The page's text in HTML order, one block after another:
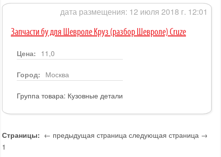
дата размещения: 12 июля 2018 г. 12:01
Запчасти бу для Шевроле Круз (разбор Шевроле) Cruze
Цена: 11,0
Город: Москва
Группа товара: Кузовные детали
Страницы: ← предыдущая страница следующая страница →
1